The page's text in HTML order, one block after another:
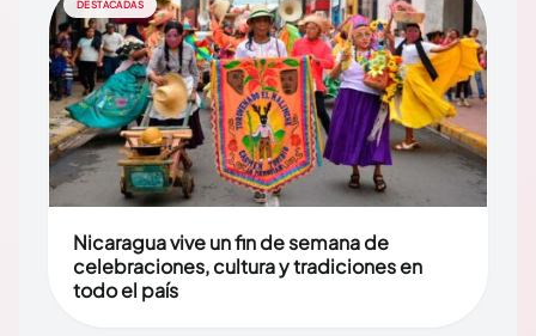
DESTACADAS
Nicaragua vive un fin de semana de
celebraciones, cultura y tradiciones en
todo el país